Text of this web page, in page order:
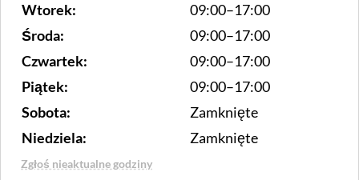
Wtorek:
09:00–17:00
Środa:
09:00–17:00
Czwartek:
09:00–17:00
Piątek:
09:00–17:00
Sobota:
Zamknięte
Niedziela:
Zamknięte
Zgłoś nieaktualne godziny